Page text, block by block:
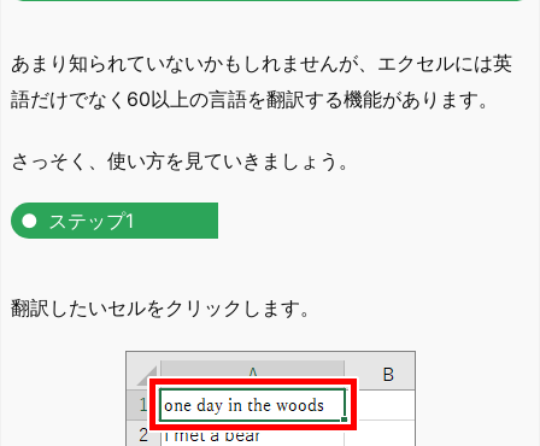
あまり知られていないかもしれませんが、エクセルには英
語だけでなく60以上の言語を翻訳する機能があります。
さっそく、使い方を見ていきましょう。
ステップ1
翻訳したいセルをクリックします。